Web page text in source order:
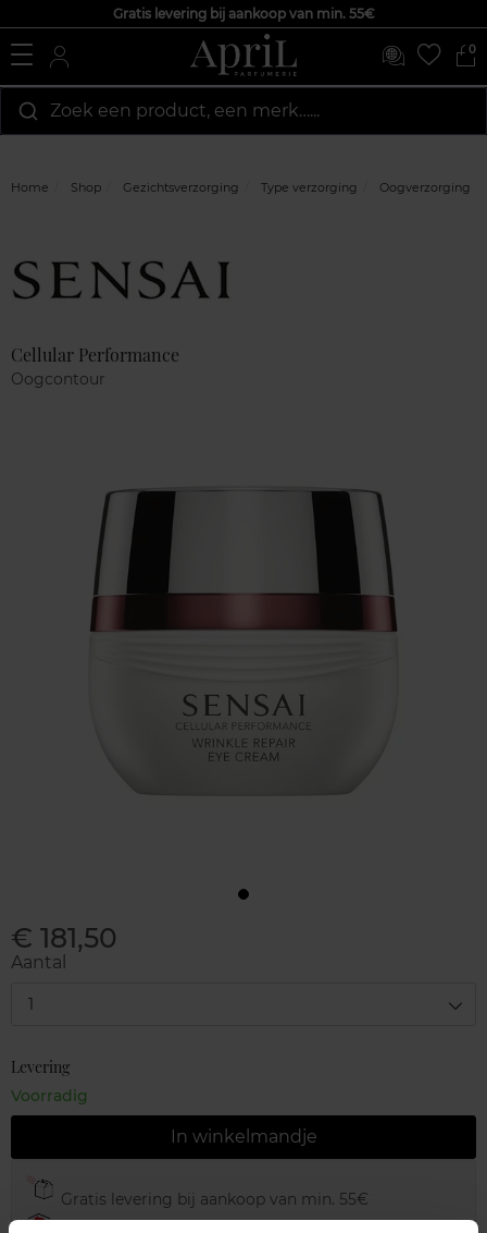
Gratis levering bij aankoop van min. 55€
0
Zoek een product, een merk…...
Home Shop Gezichtsverzorging Type verzorging Oogverzorging
Cellular Performance
Oogcontour
€ 181,50
Aantal
1
Levering
Voorradig
In winkelmandje
Gratis levering bij aankoop van min. 55€